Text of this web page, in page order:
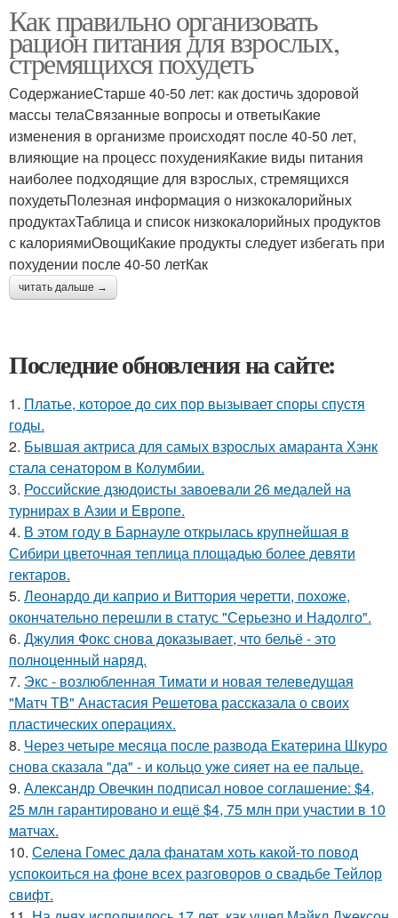
Как правильно организовать
рацион питания для взрослых,
стремящихся похудеть
СодержаниеСтарше 40-50 лет: как достичь здоровой
массы телаСвязанные вопросы и ответыКакие
изменения в организме происходят после 40-50 лет,
влияющие на процесс похуденияКакие виды питания
наиболее подходящие для взрослых, стремящихся
похудетьПолезная информация о низкокалорийных
продуктахТаблица и список низкокалорийных продуктов
с калориямиОвощиКакие продукты следует избегать при
похудении после 40-50 летКак
читать дальше →
Последние обновления на сайте:
1. Платье, которое до сих пор вызывает споры спустя
годы.
2. Бывшая актриса для самых взрослых амаранта Хэнк
стала сенатором в Колумбии.
3. Российские дзюдоисты завоевали 26 медалей на
турнирах в Азии и Европе.
4. В этом году в Барнауле открылась крупнейшая в
Сибири цветочная теплица площадью более девяти
гектаров.
5. Леонардо ди каприо и Виттория черетти, похоже,
окончательно перешли в статус "Серьезно и Надолго".
6. Джулия Фокс снова доказывает, что бельё - это
полноценный наряд.
7. Экс - возлюбленная Тимати и новая телеведущая
"Матч ТВ" Анастасия Решетова рассказала о своих
пластических операциях.
8. Через четыре месяца после развода Екатерина Шкуро
снова сказала "да" - и кольцо уже сияет на ее пальце.
9. Александр Овечкин подписал новое соглашение: $4,
25 млн гарантировано и ещё $4, 75 млн при участии в 10
матчах.
10. Селена Гомес дала фанатам хоть какой-то повод
успокоиться на фоне всех разговоров о свадьбе Тейлор
свифт.